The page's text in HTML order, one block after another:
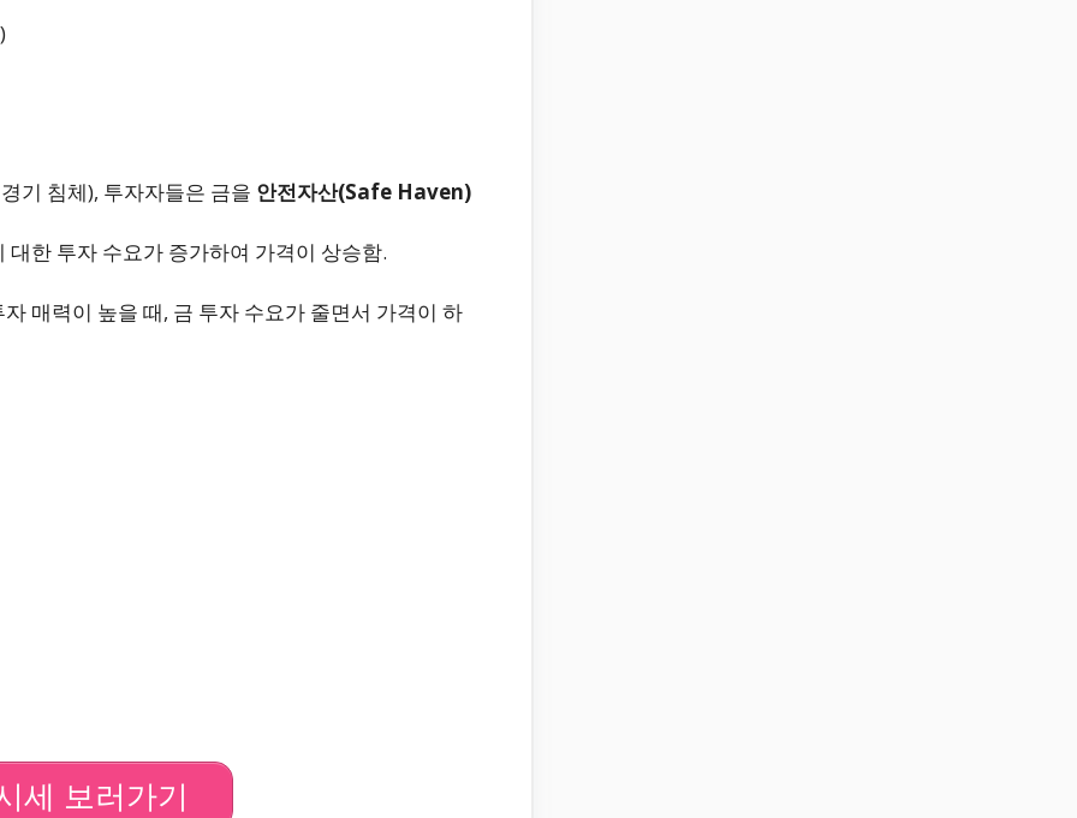
기 침체), 투자자들은 금을 안전자산(Safe Haven)
대한 투자 수요가 증가하여 가격이 상승함.
매력이 높을 때, 금 투자 수요가 줄면서 가격이 하
세 보러가기